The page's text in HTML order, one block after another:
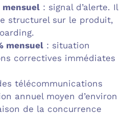
mensuel : signal d’alerte. Il
structurel sur le produit,
mensuel : situation
correctives immédiates
télécommunications
annuel moyen d’environ
de la concurrence